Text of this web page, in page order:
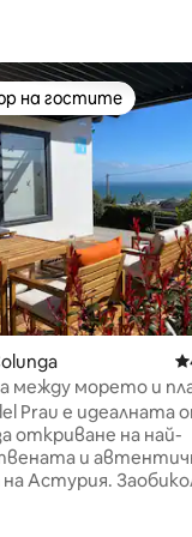
избор на
на гостите
между морето и
del Prau
Prau е идеалната
откриване на най-
и
Астурия.